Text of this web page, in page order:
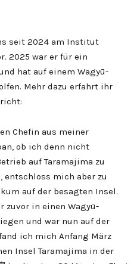
seit 2024 am Institut
2025 war er für ein
hat auf einem Wagyū-
Mehr dazu erfahrt ihr
Chefin aus meiner
ob ich denn nicht
auf Taramajima zu
entschloss mich aber zu
auf der besagten Insel.
zuvor in einen Wagyū-
und war nun auf der
ich mich Anfang März
Insel Taramajima in der